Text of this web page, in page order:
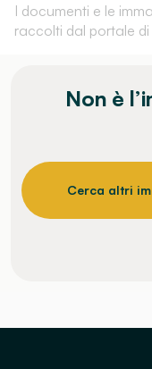
I documenti e le
raccolti dal portale
Non è
Cerca altri